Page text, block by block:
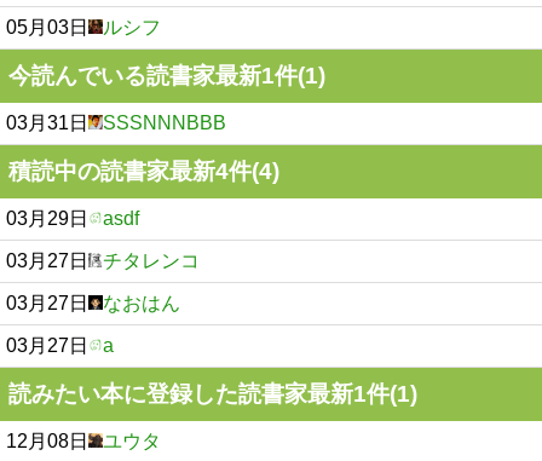
05月03日 ルシフ
今読んでいる読書家最新1件(1)
03月31日 SSSNNNBBB
積読中の読書家最新4件(4)
03月29日 asdf
03月27日 チタレンコ
03月27日 なおはん
03月27日 a
読みたい本に登録した読書家最新1件(1)
12月08日 ユウタ